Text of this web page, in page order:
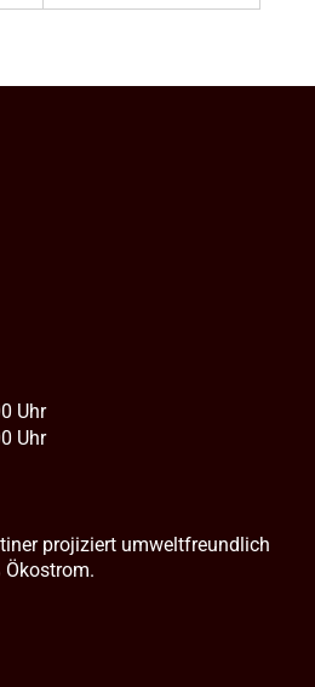
Uhr
Uhr
projiziert umweltfreundlich
Ökostrom.